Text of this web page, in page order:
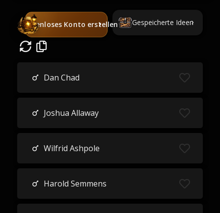
Kostenloses Konto erstellen Gespeicherte Ideen
Dan Chad
Joshua Allaway
Wilfrid Ashpole
Harold Semmens